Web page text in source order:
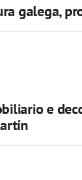
galega,
e